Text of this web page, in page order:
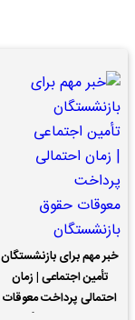
خبر مهم برای بازنشستگان
تأمین اجتماعی | زمان
احتمالی پرداخت معوقات